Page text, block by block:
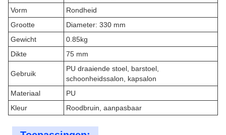
Vorm
Rondheid
Grootte
Diameter: 330 mm
Gewicht
0.85kg
Dikte
75 mm
Gebruik
PU draaiende stoel, barstoel,
schoonheidssalon, kapsalon
Materiaal
PU
Kleur
Roodbruin, aanpasbaar